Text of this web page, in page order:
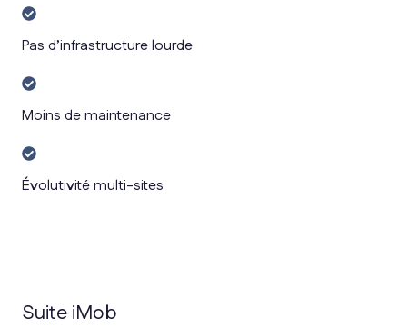
Pas d’infrastructure lourde
Pas
d’infrastructure
Moins de maintenance
Moins
de
Évolutivité multi-sites
Évolutivité
multi-
Suite iMob